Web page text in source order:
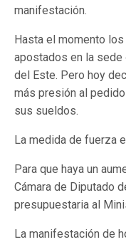
manifestación.
Hasta el momento
apostados en la
del Este. Pero hoy
más presión al
sus sueldos.
La medida de fuerza
Para que haya un
Cámara de Diputado
presupuestaria al
La manifestación de